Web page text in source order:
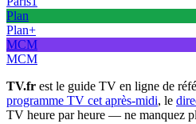
Plan
Plan+
MCM
MCM
TV.fr est le guide TV en ligne de
programme TV cet après-midi, le
TV heure par heure — ne manquez